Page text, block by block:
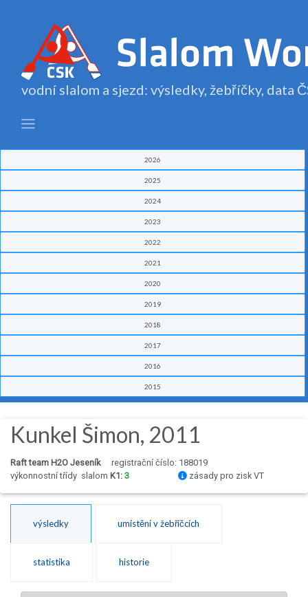
vodní slalom a sjezd: výsledky, žebříčky, data
2026
2025
2024
2023
2022
2021
2020
2019
2018
2017
2016
2015
Kunkel Šimon, 2011
Raft team H2O Jeseník
registrační číslo: 188019
výkonnostní třídy slalom K1: 3 zásady pro zisk VT
výsledky umístění v žebříčcích
statistika historie